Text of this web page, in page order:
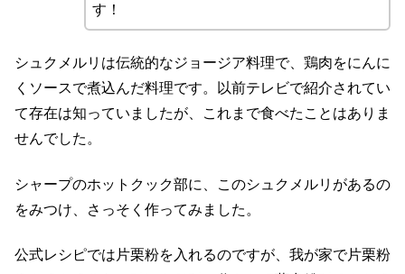
す！
シュクメルリは伝統的なジョージア料理で、鶏肉をにんに
くソースで煮込んだ料理です。以前テレビで紹介されてい
て存在は知っていましたが、これまで食べたことはありま
せんでした。
シャープのホットクック部に、このシュクメルリがあるの
をみつけ、さっそく作ってみました。
公式レシピでは片栗粉を入れるのですが、我が家で片栗粉